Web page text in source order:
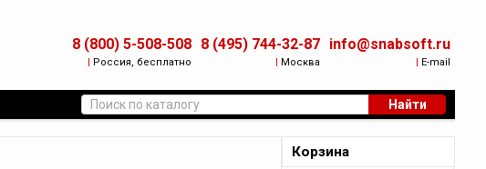
8 (800) 5-508-508
| Россия, бесплатно
8 (495) 744-32-87
| Москва
info@snabsoft.ru
| E-mail
Найти
Корзина